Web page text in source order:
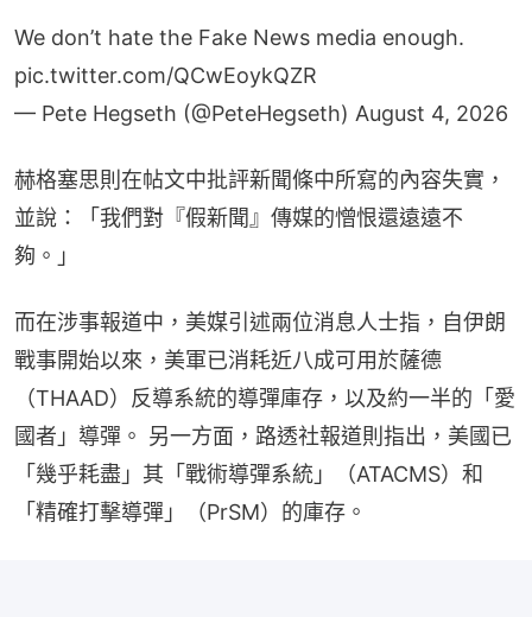
We don’t hate the Fake News media enough.
pic.twitter.com/QCwEoykQZR
— Pete Hegseth (@PeteHegseth) August 4, 2026
赫格塞思則在帖文中批評新聞條中所寫的內容失實，
並說：「我們對『假新聞』傳媒的憎恨還遠遠不
夠。」
而在涉事報道中，美媒引述兩位消息人士指，自伊朗
戰事開始以來，美軍已消耗近八成可用於薩德
（THAAD）反導系統的導彈庫存，以及約一半的「愛
國者」導彈。 另一方面，路透社報道則指出，美國已
「幾乎耗盡」其「戰術導彈系統」（ATACMS）和
「精確打擊導彈」（PrSM）的庫存。